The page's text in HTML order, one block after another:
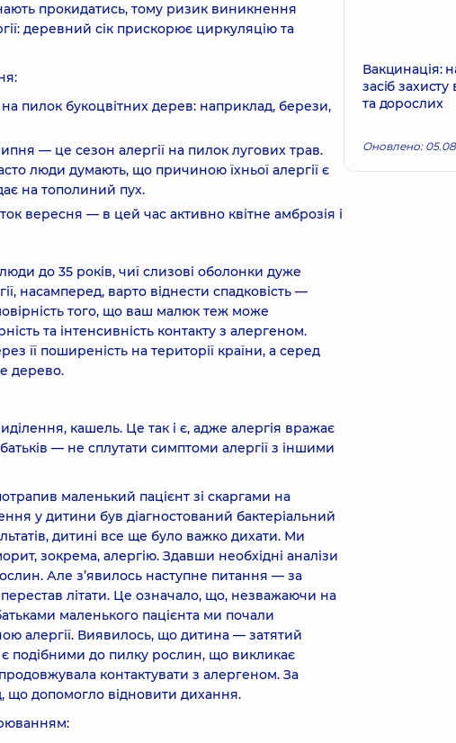
прокидатись, тому ризик виникнення
деревний сік прискорює циркуляцію та
пилок букоцвітних дерев: наприклад, берези,
— це сезон алергії на пилок лугових трав.
люди думають, що причиною їхньої алергії є
на тополиний пух.
вересня — в цей час активно квітне амброзія і
до 35 років, чиї слизові оболонки дуже
насамперед, варто віднести спадковість —
того, що ваш малюк теж може
та інтенсивність контакту з алергеном.
її поширеність на території країни, а серед
дерево.
кашель. Це так і є, адже алергія вражає
— не сплутати симптоми алергії з іншими
маленький пацієнт зі скаргами на
у дитини був діагностований бактеріальний
дитині все ще було важко дихати. Ми
зокрема, алергію. Здавши необхідні аналізи
Але з’явилось наступне питання — за
перестав літати. Це означало, що, незважаючи на
маленького пацієнта ми почали
алергії. Виявилось, що дитина — затятий
є подібними до пилку рослин, що викликає
контактувати з алергеном. За
допомогло відновити дихання.
Вакцинація:
засіб захисту
та дорослих
Оновлено: